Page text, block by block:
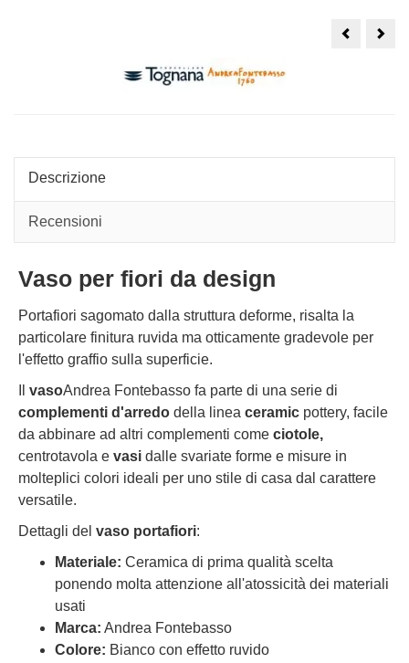
Descrizione
Recensioni
Vaso per fiori da design
Portafiori sagomato dalla struttura deforme, risalta la
particolare finitura ruvida ma otticamente gradevole per
l'effetto graffio sulla superficie.
vasoAndrea Fontebasso fa parte di una serie di
complementi d'arredo della linea ceramic pottery, facile
da abbinare ad altri complementi come ciotole,
centrotavola e vasi dalle svariate forme e misure in
molteplici colori ideali per uno stile di casa dal carattere
versatile.
Dettagli del vaso portafiori:
Materiale: Ceramica di prima qualità scelta
ponendo molta attenzione all'atossicità dei materiali
usati
Marca: Andrea Fontebasso
Colore: Bianco con effetto ruvido